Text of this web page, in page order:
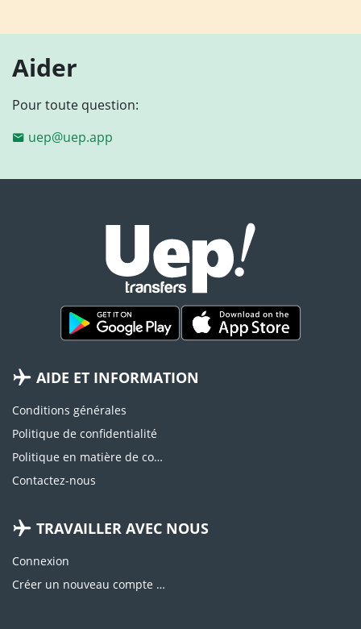
Aider
Pour toute question:
uep@uep.app
AIDE ET INFORMATION
Conditions générales
Politique de confidentialité
Politique en matière de cookies
Contactez-nous
TRAVAILLER AVEC NOUS
Connexion
Créer un nouveau compte d'agence